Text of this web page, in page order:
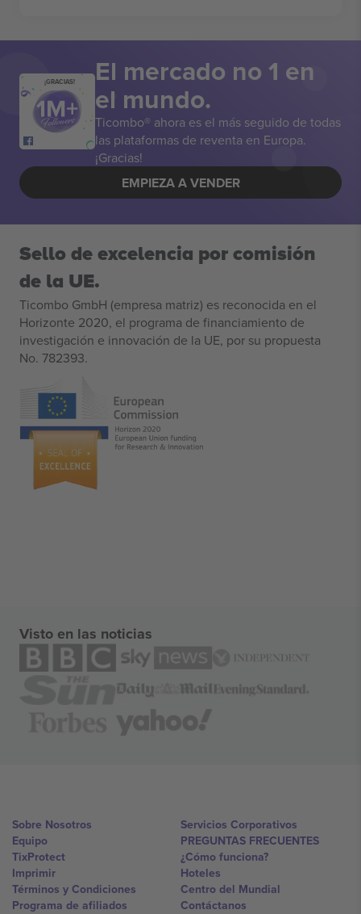
¡GRACIAS! El mercado no 1 en
el mundo.
Ticombo® ahora es el más seguido de todas
las plataformas de reventa en Europa.
¡Gracias!
EMPIEZA A VENDER
Sello de excelencia por comisión
de la UE.
Ticombo GmbH (empresa matriz) es reconocida en el
Horizonte 2020, el programa de financiamiento de
investigación e innovación de la UE, por su propuesta
No. 782393.
Visto en las noticias
Sobre Nosotros
Equipo
TixProtect
Imprimir
Términos y Condiciones
Programa de afiliados
Servicios Corporativos
PREGUNTAS FRECUENTES
¿Cómo funciona?
Hoteles
Centro del Mundial
Contáctanos